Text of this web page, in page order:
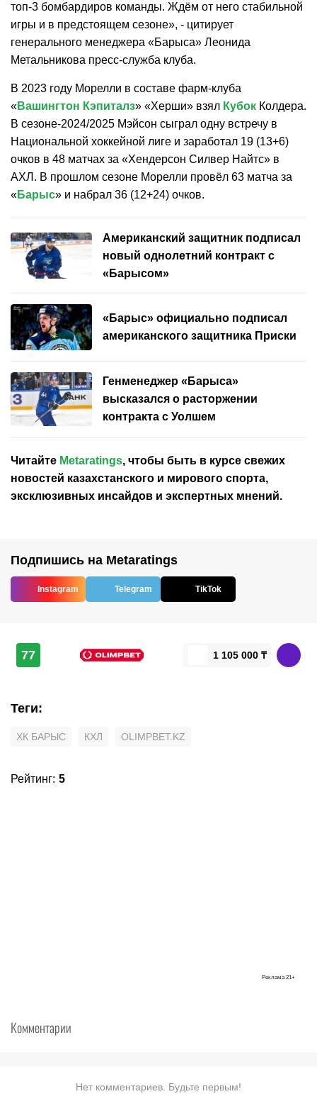
топ-3 бомбардиров команды. Ждём от него стабильной
игры и в предстоящем сезоне», - цитирует
генерального менеджера «Барыса» Леонида
Метальникова пресс-служба клуба.
В 2023 году Морелли в составе фарм-клуба
«Вашингтон Кэпиталз» «Херши» взял Кубок Колдера.
В сезоне-2024/2025 Мэйсон сыграл одну встречу в
Национальной хоккейной лиге и заработал 19 (13+6)
очков в 48 матчах за «Хендерсон Силвер Найтс» в
АХЛ. В прошлом сезоне Морелли провёл 63 матча за
«Барыс» и набрал 36 (12+24) очков.
Американский защитник подписал
новый однолетний контракт с
«Барысом»
«Барыс» официально подписал
американского защитника Приски
Генменеджер «Барыса»
высказался о расторжении
контракта с Уолшем
Читайте Metaratings, чтобы быть в курсе свежих
новостей казахстанского и мирового спорта,
эксклюзивных инсайдов и экспертных мнений.
Подпишись на Metaratings
Instagram Telegram TikTok
77 1 105 000 ₸
Теги:
ХК БАРЫС КХЛ OLIMPBET.KZ
Рейтинг: 5
Реклама 21+
Комментарии
Нет комментариев. Будьте первым!